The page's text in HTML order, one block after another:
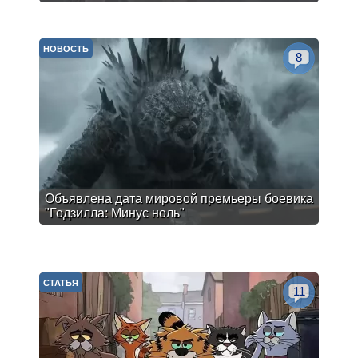
Объявлена дата мировой премьеры боевика
"Годзилла: Минус ноль"
НОВОСТЬ
8
СТАТЬЯ
11